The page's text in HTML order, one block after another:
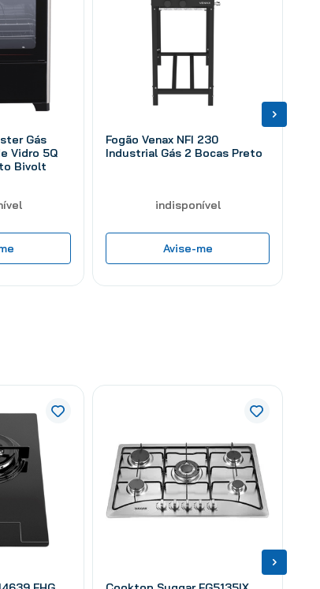
Gás
Vidro 5Q
Bivolt
Fogão Venax NFI 230
Industrial Gás 2 Bocas Preto
indisponível
Avise-me